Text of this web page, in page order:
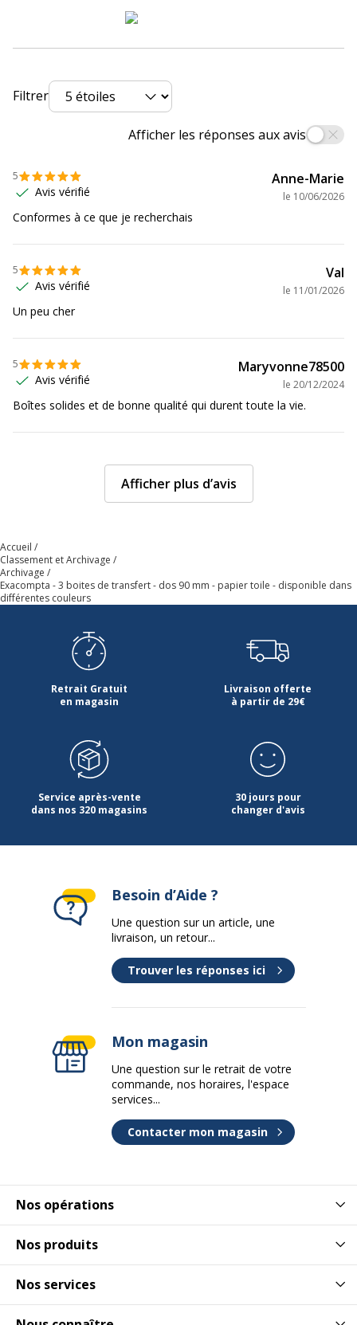
Filtrer
Afficher les réponses aux avis
5
Avis vérifié
Anne-Marie
le 10/06/2026
Conformes à ce que je recherchais
5
Avis vérifié
Val
le 11/01/2026
Un peu cher
5
Avis vérifié
Maryvonne78500
le 20/12/2024
Boîtes solides et de bonne qualité qui durent toute la vie.
Afficher plus d’avis
Accueil
Classement et Archivage
Archivage
Exacompta - 3 boites de transfert - dos 90 mm - papier toile - disponible dans
différentes couleurs
Retrait Gratuit
en magasin
Livraison offerte
à partir de 29€
Service après-vente
dans nos 320 magasins
30 jours pour
changer d'avis
Nos opérations
Nos produits
Nos services
Besoin d’Aide ?
Une question sur un article, une
livraison, un retour...
Trouver les réponses ici
Mon magasin
Une question sur le retrait de votre
commande, nos horaires, l'espace
services...
Contacter mon magasin